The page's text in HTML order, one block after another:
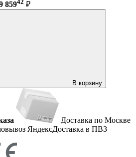
85942 ₽
В корзину
Доставка по Москве
ЯндексДоставка в ПВЗ